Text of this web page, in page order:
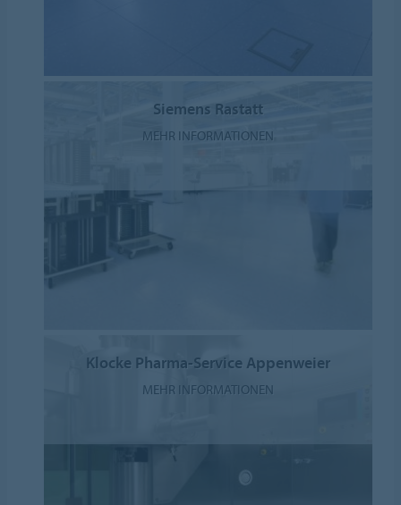
Siemens Rastatt
MEHR INFORMATIONEN
Klocke Pharma-Service Appenweier
MEHR INFORMATIONEN